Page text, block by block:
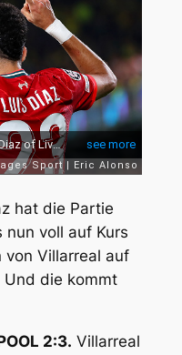
hat die Partie
nun voll auf Kurs
von Villarreal auf
die kommt
2:3. Villarreal